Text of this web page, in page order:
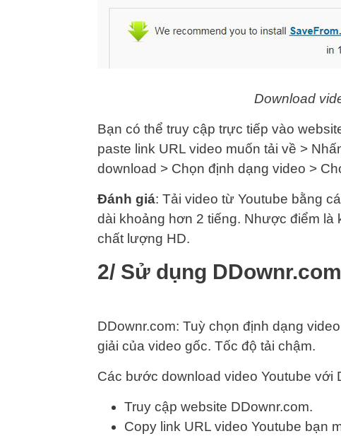
Download
Bạn có thể truy cập trực tiếp vào
paste link URL video muốn tải về >
download > Chọn định dạng video >
Đánh giá: Tải video từ Youtube bằng
dài khoảng hơn 2 tiếng. Nhược điểm
chất lượng HD.
2/ Sử dụng DDownr.com​
DDownr.com: Tuỳ chọn định dạng
giải của video gốc. Tốc độ tải chậm.
Các bước download video Youtube
Truy cập website DDownr.com.
Copy link URL video Youtube bạn